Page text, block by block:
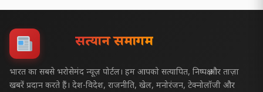
सत्यज्ञान समागम
भारत का सबसे भरोसेमंद न्यूज़ पोर्टल। हम आपको सत्यापित, निष्पक्ष और ताज़ा
खबरें प्रदान करते हैं। देश-विदेश, राजनीति, खेल, मनोरंजन, टेक्नोलॉजी और